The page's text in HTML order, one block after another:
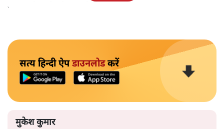
बाहर चले जाने को कह रहे थे।
सत्य हिन्दी ऐपडाउनलोडकरें
मुकेश कुमार